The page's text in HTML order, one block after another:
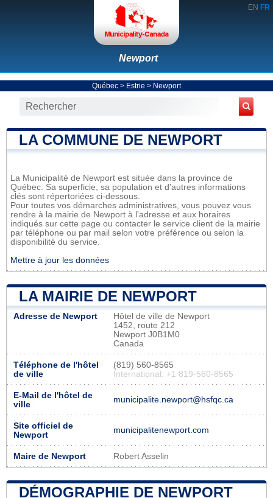
EN FR
Newport
Québec > Estrie > Newport
LA COMMUNE DE NEWPORT
La Municipalité de Newport est située dans la province de
Québec. Sa superficie, sa population et d'autres informations
clés sont répertoriées ci-dessous.
Pour toutes vos démarches administratives, vous pouvez vous
rendre à la mairie de Newport à l'adresse et aux horaires
indiqués sur cette page ou contacter le service client de la mairie
par téléphone ou par mail selon votre préférence ou selon la
disponibilité du service.
Mettre à jour les données
LA MAIRIE DE NEWPORT
Adresse de Newport
Hôtel de ville de Newport
1452, route 212
Newport J0B1M0
Canada
Téléphone de l'hôtel
de ville
(819) 560-8565
International: +1 819-560-8565
E-Mail de l'hôtel de
ville
municipalite.newport@hsfqc.ca
Site officiel de
Newport
municipalitenewport.com
Maire de Newport Robert Asselin
DÉMOGRAPHIE DE NEWPORT